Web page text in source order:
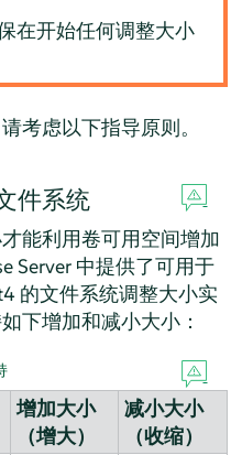
在开始任何调整大小
考虑以下指导原则。
件系统
能利用卷可用空间增加
Server中提供了可用于
的文件系统调整大小实
下增加和减小大小：
增加大小
（增大）
减小大小
（收缩）